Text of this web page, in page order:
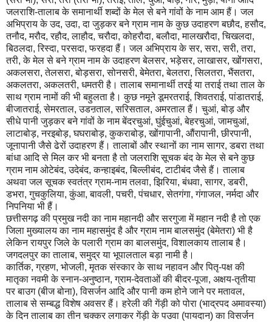
जलराशि-तालाब के समानार्थी शब्दों के मेल से बने गांवों के नाम आम हैं। जल
अभिप्राय के उद, उदा, दा जुड़कर बने ग्राम नाम के कुछ उदाहरण बछौद, हसौद,
तनौद, मरौद, रहौद, लाहौद, चरौदा, कोहरौदा, बलौदा, मालखरौदा, चिखलदा,
बिठलदा, रिस्दा, परसदा, फरहदा हैं। जल अभिप्राय के सर, सरा, सरी, तरा,
तरी, के मेल से बने ग्राम नाम के उदाहरण बेलसर, भड़ेसर, लाखासर, खोंगसरा,
अकलसरा, तेलसरा, बोड़सरा, सोनसरी, बेमेतरा, बेलतरा, सिलतरा, भैंसतरा,
अकलतरा, अकलतरी, धमतरी है। तालाब समानार्थी तरई या तराई तथा ताल के
साथ ग्राम नामों की भी बहुलता है। कुछ नमूने डूमरतराई, शिवतराई, पांडातराई,
बीजातराई, सेमरताल, उडऩताल, सरिसताल, अमरताल हैं। चुआं, बोड़ और
सीधे पानी जुड़कर बने गांवों के नाम बेंदरचुआं, घुंईचुआं, बेहरचुआं, जामचुआं,
लाटाबोड़, नरइबोड़, घघराबोड़, कुकराबोड़, खोंगापानी, औंरापानी, छीरपानी,
जूनापानी जैसे ढेरों उदाहरण हैं। तालाबों और स्थानों का नाम सागर, डबरा तथा
बांधा आदि से मिल कर भी बनता है तो जलराशि सूचक बंद के मेल से बने कुछ
ग्राम नाम ओटेबंद, उदेबंद, कन्हाइबंद, बिल्लीबंद, टाटीबंद जैसे हैं। तालाब
अथवा जल सूचक स्वतंत्र ग्राम-नाम तलवा, झिरिया, बंधवा, सागर, डबरी,
डभरा, गुचकुलिया, कुंआ, बावली, पचरी, पंचधार, सेतगंगा, गंगाजल, नर्मदा और
निपनिया भी हैं।
छत्तीसगढ़ की प्रमुख नदी का नाम महानदी और सरगुजा में महान नदी है तो एक
जिला मुख्यालय का नाम महासमुंद है और ग्राम नाम बालसमुंद (बेमेतरा) भी है
लेकिन रायपुर जिले के पलारी ग्राम का बालसमुंद, विशालकाय तालाब है।
जगदलपुर का तालाब, समुद्र या भूपालताल बड़ा नामी है।
कार्तिक, ग्रहण, भोजली, मृतक संस्कार के साथ नहावन और पितृ-पक्ष की
मातृका नवमी के स्नान-अनुष्ठान, ग्राम-देवताओं की बीदर-पूजा, अक्षय-तृतीया
पर बाउग (बीज बोना), विसर्जन आदि और पानी कम होने जाने पर मतावल,
तालाब से सम्बद्ध विशेष अवसर हैं। हरेली की गेंड़ी को पोरा (भाद्रपद अमावस्या)
के दिन तालाब का तीन चक्कर लगाकर गेंड़ी के पउवा (पायदान) का विसर्जन